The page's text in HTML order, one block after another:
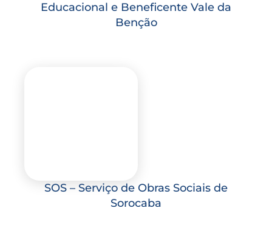
Educacional e Beneficente Vale da
Benção
SOS – Serviço de Obras Sociais de
Sorocaba